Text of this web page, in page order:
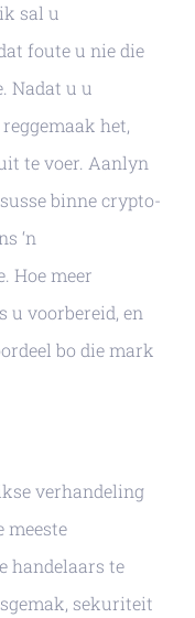
sal u
foute u nie die
Nadat u u
het,
te voer. Aanlyn
binne crypto-
‘n
Hoe meer
u voorbereid, en
bo die mark
verhandeling
meeste
handelaars te
sekuriteit